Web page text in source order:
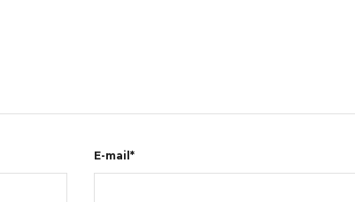
E-mail*